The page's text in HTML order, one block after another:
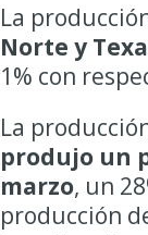
La
Norte y
1% con
La
produjo un
marzo, un
producción